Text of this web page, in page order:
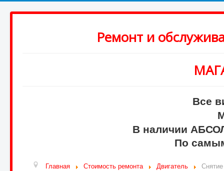
Ремонт и
Все
В наличии
По
Главная Стоимость ремонта Двигатель